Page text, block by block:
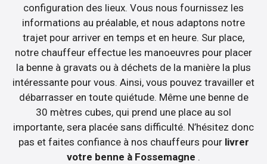
configuration des lieux. Vous nous fournissez les
informations au préalable, et nous adaptons notre
trajet pour arriver en temps et en heure. Sur place,
notre chauffeur effectue les manoeuvres pour placer
la benne à gravats ou à déchets de la manière la plus
intéressante pour vous. Ainsi, vous pouvez travailler et
débarrasser en toute quiétude. Même une benne de
30 mètres cubes, qui prend une place au sol
importante, sera placée sans difficulté. N’hésitez donc
pas et faites confiance à nos chauffeurs pour livrer
votre benne à Fossemagne .